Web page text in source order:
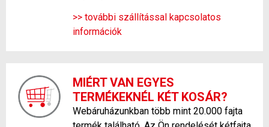
>> további szállítással kapcsolatos
információk
MIÉRT VAN EGYES
TERMÉKEKNÉL KÉT KOSÁR?
Webáruházunkban több mint 20.000 fajta